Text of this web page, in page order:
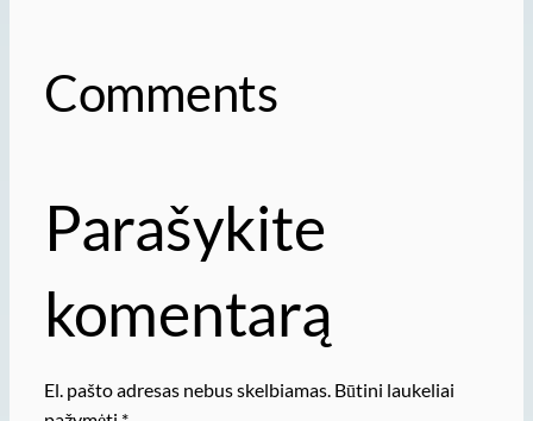
Comments
Parašykite
komentarą
El. pašto adresas nebus skelbiamas. Būtini laukeliai